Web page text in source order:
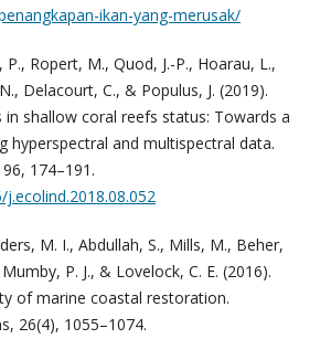
ikan-yang-merusak/
Ropert, M., Quod, J.-P., Hoarau, L.,
Delacourt, C., & Populus, J. (2019).
shallow coral reefs status: Towards a
hyperspectral and multispectral data.
174–191.
M. I., Abdullah, S., Mills, M., Beher,
P. J., & Lovelock, C. E. (2016).
of marine coastal restoration.
26(4), 1055–1074.